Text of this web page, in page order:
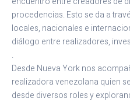
procedencias. Esto se da a
locales, nacionales e
diálogo entre realizadores,
.
Desde Nueva York nos
realizadora venezolana quien
desde diversos roles y